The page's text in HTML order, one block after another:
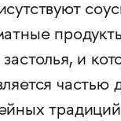
и
частью